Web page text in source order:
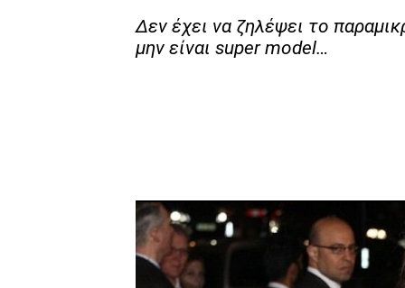
Δεν έχει να ζηλέψει το
μην είναι super model…